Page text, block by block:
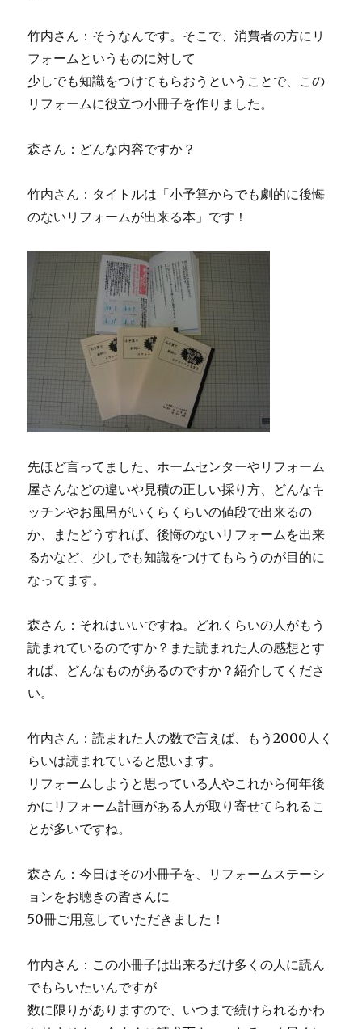
竹内さん：そうなんです。そこで、消費者の方にリ
フォームというものに対して
少しでも知識をつけてもらおうということで、この
リフォームに役立つ小冊子を作りました。
森さん：どんな内容ですか？
竹内さん：タイトルは「小予算からでも劇的に後悔
のないリフォームが出来る本」です！
先ほど言ってました、ホームセンターやリフォーム
屋さんなどの違いや見積の正しい採り方、どんなキ
ッチンやお風呂がいくらくらいの値段で出来るの
か、またどうすれば、後悔のないリフォームを出来
るかなど、少しでも知識をつけてもらうのが目的に
なってます。
森さん：それはいいですね。どれくらいの人がもう
読まれているのですか？また読まれた人の感想とす
れば、どんなものがあるのですか？紹介してくださ
い。
竹内さん：読まれた人の数で言えば、もう2000人く
らいは読まれていると思います。
リフォームしようと思っている人やこれから何年後
かにリフォーム計画がある人が取り寄せてられるこ
とが多いですね。
森さん：今日はその小冊子を、リフォームステーシ
ョンをお聴きの皆さんに
50冊ご用意していただきました！
竹内さん：この小冊子は出来るだけ多くの人に読ん
でもらいたいんですが
数に限りがありますので、いつまで続けられるかわ